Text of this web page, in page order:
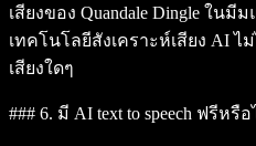
เสียงของ Quandale Dingle ใน
เทคโนโลยีสังเคราะห์เสียง AI
เสียงใดๆ
### 6. มี AI text to speech ฟรีหรือ